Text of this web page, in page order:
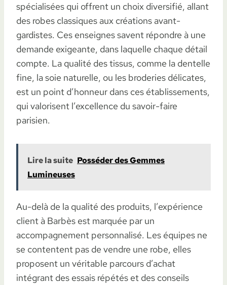
spécialisées qui offrent un choix diversifié, allant
des robes classiques aux créations avant-
gardistes. Ces enseignes savent répondre à une
demande exigeante, dans laquelle chaque détail
compte. La qualité des tissus, comme la dentelle
fine, la soie naturelle, ou les broderies délicates,
est un point d’honneur dans ces établissements,
qui valorisent l’excellence du savoir-faire
parisien.
Lire la suite Posséder des Gemmes
Lumineuses
Au-delà de la qualité des produits, l’expérience
client à Barbès est marquée par un
accompagnement personnalisé. Les équipes ne
se contentent pas de vendre une robe, elles
proposent un véritable parcours d’achat
intégrant des essais répétés et des conseils